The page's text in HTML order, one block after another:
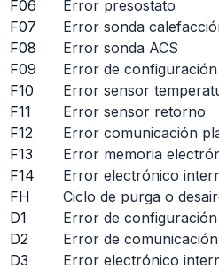
F06
Error presostato
F07
Error sonda
F08
Error sonda ACS
F09
Error de configuración
F10
Error sensor
F11
Error sensor retorno
F12
Error comunicación
F13
Error memoria
F14
Error electrónico
FH
Ciclo de purga o
D1
Error de configuración
D2
Error de comunicación
D3
Error electrónico